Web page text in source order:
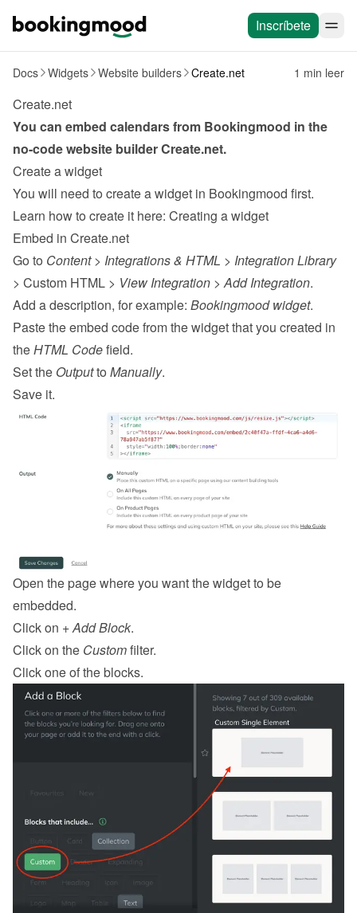
Inscríbete
Docs Widgets Website builders Create.net 1 min leer
Create.net
You can embed calendars from Bookingmood in the
no-code website builder Create.net.
Create a widget
You will need to create a widget in Bookingmood first.
Learn how to create it here: Creating a widget
Embed in Create.net
Go to Content > Integrations & HTML > Integration Library
> Custom HTML > View Integration > Add Integration.
Add a description, for example: Bookingmood widget.
Paste the embed code from the widget that you created in
the HTML Code field.
Set the Output to Manually.
Save it.
Open the page where you want the widget to be
embedded.
Click on + Add Block.
Click on the Custom filter.
Click one of the blocks.